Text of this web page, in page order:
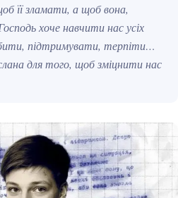
її зламати, а щоб вона,
хоче навчити нас усіх
підтримувати, терпіти…
для того, щоб зміцнити нас